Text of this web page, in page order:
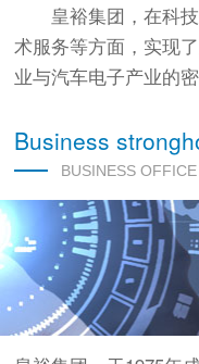
皇裕集团，在科
术服务等方面，实现
业与汽车电子产业的
Business
BUSINESS OFFICE